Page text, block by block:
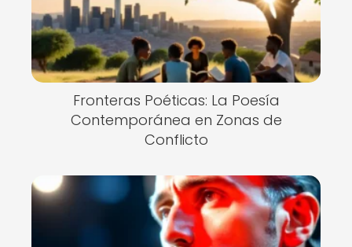
Fronteras Poéticas: La Poesía
Contemporánea en Zonas de
Conflicto